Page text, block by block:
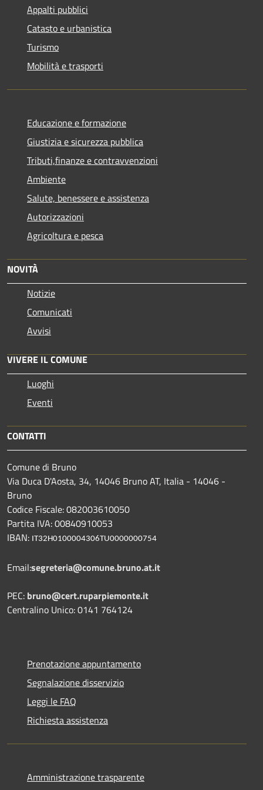
Appalti pubblici
Catasto e urbanistica
Turismo
Mobilità e trasporti
Educazione e formazione
Giustizia e sicurezza pubblica
Tributi,finanze e contravvenzioni
Ambiente
Salute, benessere e assistenza
Autorizzazioni
Agricoltura e pesca
NOVITÀ
Notizie
Comunicati
Avvisi
VIVERE IL COMUNE
Luoghi
Eventi
CONTATTI
Comune di Bruno
Via Duca D'Aosta, 34, 14046 Bruno AT, Italia - 14046 -
Bruno
Codice Fiscale: 082003610050
Partita IVA: 00840910053
IBAN: IT32H0100004306TU0000000754
Email:segreteria@comune.bruno.at.it
PEC: bruno@cert.ruparpiemonte.it
Centralino Unico: 0141 764124
Prenotazione appuntamento
Segnalazione disservizio
Leggi le FAQ
Richiesta assistenza
Amministrazione trasparente